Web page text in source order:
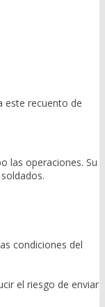
este recuento de
las operaciones. Su
condiciones del
el riesgo de enviar